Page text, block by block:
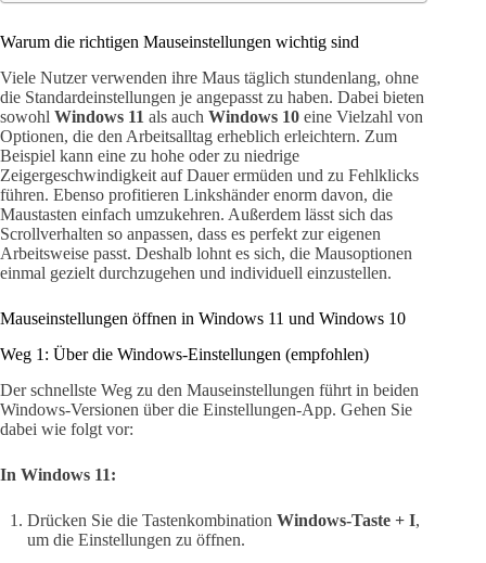
Warum die richtigen Mauseinstellungen wichtig sind
Viele Nutzer verwenden ihre Maus täglich stundenlang, ohne
die Standardeinstellungen je angepasst zu haben. Dabei bieten
sowohl Windows 11 als auch Windows 10 eine Vielzahl von
Optionen, die den Arbeitsalltag erheblich erleichtern. Zum
Beispiel kann eine zu hohe oder zu niedrige
Zeigergeschwindigkeit auf Dauer ermüden und zu Fehlklicks
führen. Ebenso profitieren Linkshänder enorm davon, die
Maustasten einfach umzukehren. Außerdem lässt sich das
Scrollverhalten so anpassen, dass es perfekt zur eigenen
Arbeitsweise passt. Deshalb lohnt es sich, die Mausoptionen
einmal gezielt durchzugehen und individuell einzustellen.
Mauseinstellungen öffnen in Windows 11 und Windows 10
Weg 1: Über die Windows-Einstellungen (empfohlen)
Der schnellste Weg zu den Mauseinstellungen führt in beiden
Windows-Versionen über die Einstellungen-App. Gehen Sie
dabei wie folgt vor:
In Windows 11:
Drücken Sie die Tastenkombination Windows-Taste + I,
um die Einstellungen zu öffnen.